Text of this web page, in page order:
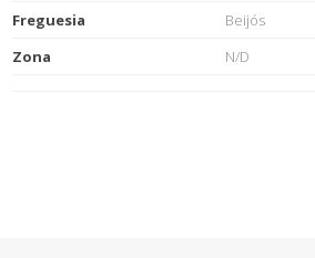
Freguesia
Beijós
Zona
N/D